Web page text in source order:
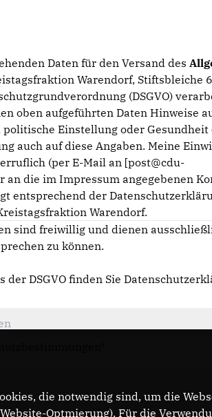
Daten für den Versand des
Warendorf, Stiftsbleiche
(DSGVO)
oben aufgeführten Daten Hinweise
Einstellung oder Gesundheit
auch auf diese Angaben. Meine
(per E-Mail an [post@cdu-
an die im Impressum angegebenen
entsprechend der
Warendorf.
sind freiwillig und dienen
zu können.
der DSGVO finden Sie
die notwendig sind, um die
Optmierung). Für die